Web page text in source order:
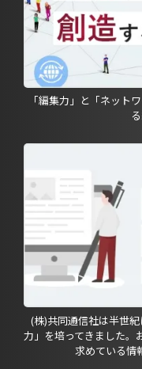
「編集力」と「ネット
(株)共同通信社は半世
力」を培ってきました。
求めている情